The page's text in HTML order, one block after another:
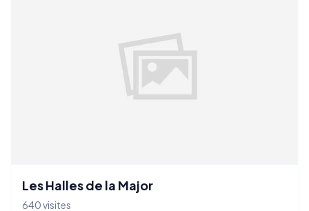
Les Halles de la Major
640 visites